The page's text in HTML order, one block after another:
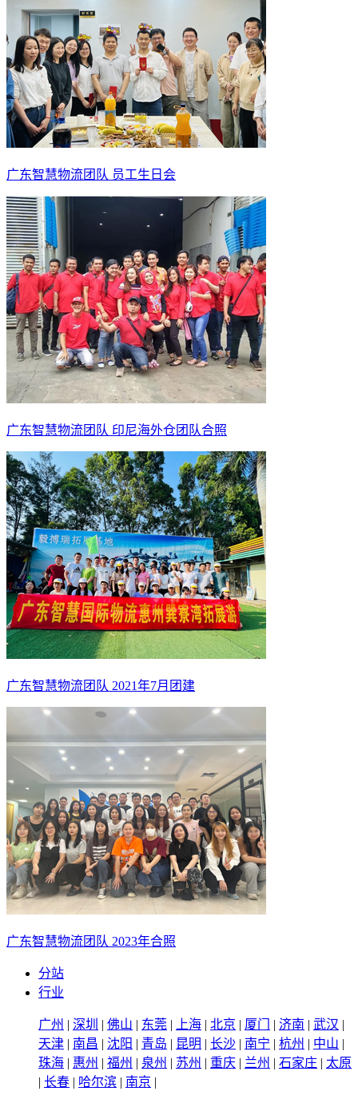
广东智慧物流团队 员工生日会
广东智慧物流团队 印尼海外仓团队合照
广东智慧物流团队 2021年7月团建
广东智慧物流团队 2023年合照
分站
行业
广州 | 深圳 | 佛山 | 东莞 | 上海 | 北京 | 厦门 | 济南 | 武汉 |
天津 | 南昌 | 沈阳 | 青岛 | 昆明 | 长沙 | 南宁 | 杭州 | 中山 |
珠海 | 惠州 | 福州 | 泉州 | 苏州 | 重庆 | 兰州 | 石家庄 | 太原
| 长春 | 哈尔滨 | 南京 |